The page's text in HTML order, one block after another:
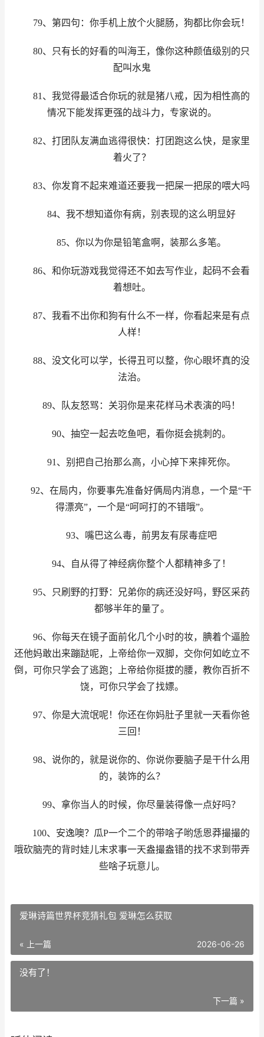
79、第四句：你手机上放个火腿肠，狗都比你会玩！
80、只有长的好看的叫海王，像你这种颜值级别的只
配叫水鬼
81、我觉得最适合你玩的就是猪八戒，因为相性高的
情况下能发挥更强的战斗力，专家说的。
82、打团队友满血逃得很快：打团跑这么快，是家里
着火了？
83、你发育不起来难道还要我一把屎一把尿的喂大吗
84、我不想知道你有病，别表现的这么明显好
85、你以为你是铅笔盒啊，装那么多笔。
86、和你玩游戏我觉得还不如去写作业，起码不会看
着想吐。
87、我看不出你和狗有什么不一样，你看起来是有点
人样！
88、没文化可以学，长得丑可以整，你心眼坏真的没
法治。
89、队友怒骂：关羽你是来花样马术表演的吗！
90、抽空一起去吃鱼吧，看你挺会挑刺的。
91、别把自己抬那么高，小心掉下来摔死你。
92、在局内，你要事先准备好俩局内消息，一个是“干
得漂亮”，一个是“呵呵打的不错哦”。
93、嘴巴这么毒，前男友有尿毒症吧
94、自从得了神经病你整个人都精神多了！
95、只刷野的打野：兄弟你的病还没好吗，野区采药
都够半年的量了。
96、你每天在镜子面前化几个小时的妆，腆着个逼脸
还他妈敢出来蹦跶呢，上帝给你一双脚，交你何如屹立不
倒，可你只学会了逃跑；上帝给你挺拔的腰，教你百折不
饶，可你只学会了找嫖。
97、你是大流氓呢！你还在你妈肚子里就一天看你爸
三回！
98、说你的，就是说你的、你说你要脑子是干什么用
的，装饰的么？
99、拿你当人的时候，你尽量装得像一点好吗？
100、安逸噢？瓜P一个二个的带啥子哟恁恩莽撮撮的
哦砍脑壳的背时娃儿末求事一天盎撮盎错的找不求到带弄
些啥子玩意儿。
爱琳诗篇世界杯竞猜礼包 爱琳怎么获取
« 上一篇 2026-06-26
没有了！
下一篇 »